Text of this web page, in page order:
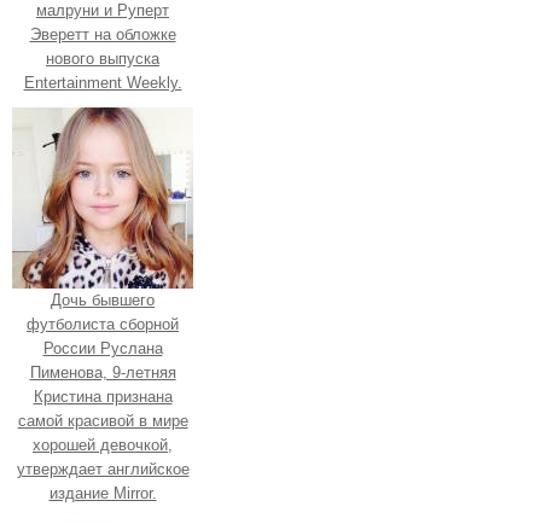
малруни и Руперт
Эверетт на обложке
нового выпуска
Entertainment Weekly.
Дочь бывшего
футболиста сборной
России Руслана
Пименова, 9-летняя
Кристина признана
самой красивой в мире
хорошей девочкой,
утверждает английское
издание Mirror.